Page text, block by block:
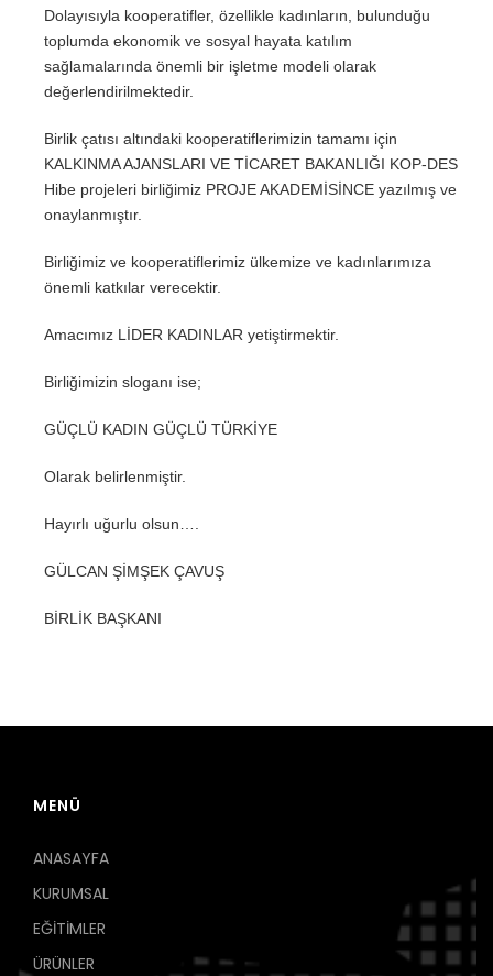
Dolayısıyla kooperatifler, özellikle kadınların, bulunduğu
toplumda ekonomik ve sosyal hayata katılım
sağlamalarında önemli bir işletme modeli olarak
değerlendirilmektedir.
Birlik çatısı altındaki kooperatiflerimizin tamamı için
KALKINMA AJANSLARI VE TİCARET BAKANLIĞI KOP-DES
Hibe projeleri birliğimiz PROJE AKADEMİSİNCE yazılmış ve
onaylanmıştır.
Birliğimiz ve kooperatiflerimiz ülkemize ve kadınlarımıza
önemli katkılar verecektir.
Amacımız LİDER KADINLAR yetiştirmektir.
Birliğimizin sloganı ise;
GÜÇLÜ KADIN GÜÇLÜ TÜRKİYE
Olarak belirlenmiştir.
Hayırlı uğurlu olsun….
GÜLCAN ŞİMŞEK ÇAVUŞ
BİRLİK BAŞKANI
MENÜ
ANASAYFA
KURUMSAL
EĞİTİMLER
ÜRÜNLER